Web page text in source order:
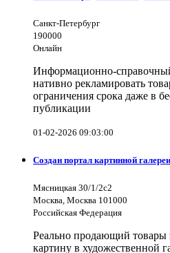
Санкт-Петербург
190000
Онлайн
Информационно-
нативно рекламировать
ограничения срока даже в
публикации
01-02-2026 09:03:00
Создан портал картинной
Мясницкая 30/1/2с2
Москва, Москва 101000
Российская Федерация
Реально продающий товары
картину в художественной